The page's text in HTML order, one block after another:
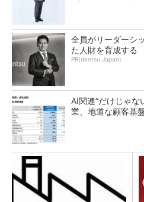
全員がリーダーシ
た人財を育成する
PR(dentsu Japan)
AI関連“だけじゃな
業、地道な顧客基